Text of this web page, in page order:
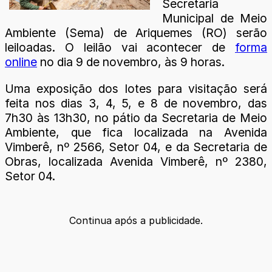
Secretaria
Municipal de Meio
Ambiente (Sema) de Ariquemes (RO) serão
leiloadas. O leilão vai acontecer de forma
online no dia 9 de novembro, às 9 horas.
Uma exposição dos lotes para visitação será
feita nos dias 3, 4, 5, e 8 de novembro, das
7h30 às 13h30, no pátio da Secretaria de Meio
Ambiente, que fica localizada na Avenida
Vimberê, nº 2566, Setor 04, e da Secretaria de
Obras, localizada Avenida Vimberê, nº 2380,
Setor 04.
Continua após a publicidade.